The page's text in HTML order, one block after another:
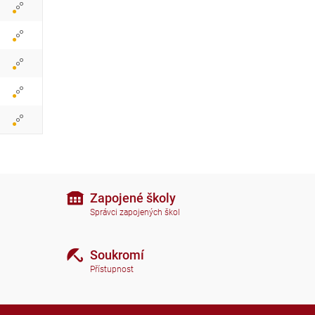
Zapojené školy
Správci zapojených škol
Soukromí
Přístupnost